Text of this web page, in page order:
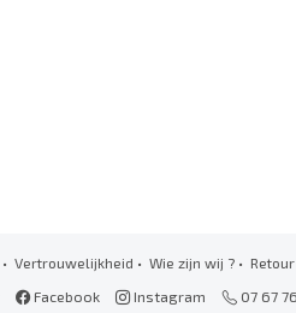
• Vertrouwelijkheid • Wie zijn wij ? •
Facebook Instagram 07 67